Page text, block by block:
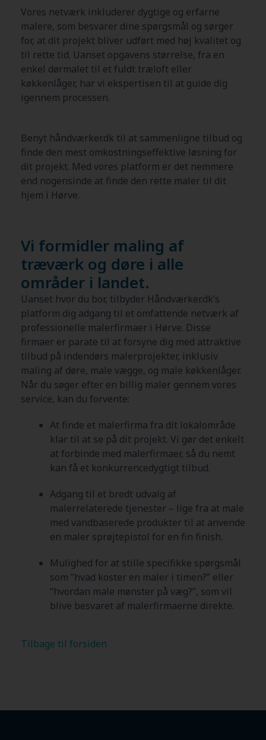
Vores netværk inkluderer dygtige og erfarne
malere, som besvarer dine spørgsmål og sørger
for, at dit projekt bliver udført med høj kvalitet og
til rette tid. Uanset opgavens størrelse, fra en
enkel dørmalet til et fuldt træloft eller
køkkenlåger, har vi ekspertisen til at guide dig
igennem processen.
Benyt håndværker.dk til at sammenligne tilbud og
finde den mest omkostningseffektive løsning for
dit projekt. Med vores platform er det nemmere
end nogensinde at finde den rette maler til dit
hjem i Hørve.
Vi formidler maling af
træværk og døre i alle
områder i landet.
Uanset hvor du bor, tilbyder Håndværker.dk’s
platform dig adgang til et omfattende netværk af
professionelle malerfirmaer i Hørve. Disse
firmaer er parate til at forsyne dig med attraktive
tilbud på indendørs malerprojekter, inklusiv
maling af døre, male vægge, og male køkkenlåger.
Når du søger efter en billig maler gennem vores
service, kan du forvente:
At finde et malerfirma fra dit lokalområde
klar til at se på dit projekt. Vi gør det enkelt
at forbinde med malerfirmaer, så du nemt
kan få et konkurrencedygtigt tilbud.
Adgang til et bredt udvalg af
malerrelaterede tjenester – lige fra at male
med vandbaserede produkter til at anvende
en maler sprøjtepistol for en fin finish.
Mulighed for at stille specifikke spørgsmål
som “hvad koster en maler i timen?” eller
“hvordan male mønster på væg?”, som vil
blive besvaret af malerfirmaerne direkte.
Tilbage til forsiden